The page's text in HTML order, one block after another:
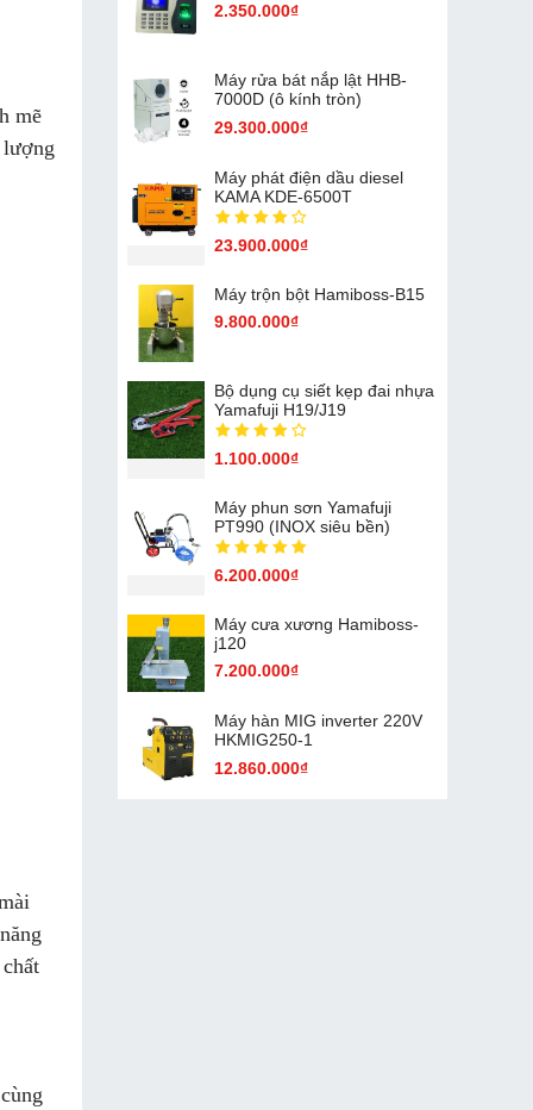
mẽ
2.350.000₫
Máy rửa bát nắp lật HHB-
7000D (ô kính tròn)
29.300.000₫
Máy phát điện dầu diesel
KAMA KDE-6500T
23.900.000₫
Máy trộn bột Hamiboss-B15
9.800.000₫
Bộ dụng cụ siết kẹp đai nhựa
Yamafuji H19/J19
1.100.000₫
Máy phun sơn Yamafuji
PT990 (INOX siêu bền)
6.200.000₫
Máy cưa xương Hamiboss-
j120
7.200.000₫
Máy hàn MIG inverter 220V
HKMIG250-1
12.860.000₫